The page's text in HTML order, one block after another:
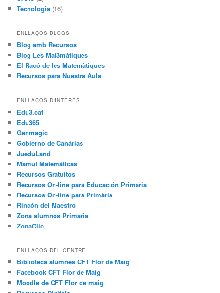
Tecnologia (16)
ENLLAÇOS BLOGS
Blog amb Recursos
Blog Les Mat3màtiques
El Racó de les Matemàtiques
Recursos para Nuestra Aula
ENLLAÇOS D'INTERÉS
Edu3.cat
Edu365
Genmagic
Gobierno de Canárias
JueduLand
Mamut Matemáticas
Recursos Gratuitos
Recursos On-line para Educación Primaria
Recursos On-line para Primària
Rincón del Maestro
Zona alumnos Primaria
ZonaClic
ENLLAÇOS DEL CENTRE
Biblioteca alumnes CFT Flor de Maig
Facebook CFT Flor de Maig
Moodle de CFT Flor de maig